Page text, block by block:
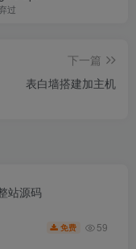
过
下一篇
表白墙搭建加主机
站源码
免费 59